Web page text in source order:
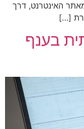
האינטרנט, דרך
[…]
בענף